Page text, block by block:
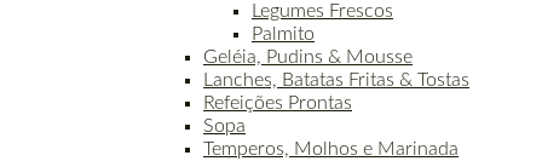
Legumes Frescos
Palmito
Geléia, Pudins & Mousse
Lanches, Batatas Fritas & Tostas
Refeições Prontas
Sopa
Temperos, Molhos e Marinada